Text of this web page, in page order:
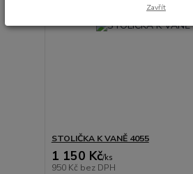
STOLIČKA K VANĚ 4055
1 150 Kč/ks
950 Kč bez DPH
Zavřít